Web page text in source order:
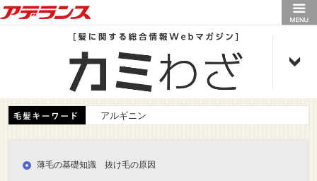
アデランス
アルギニン
薄毛の基礎知識 抜け毛の原因